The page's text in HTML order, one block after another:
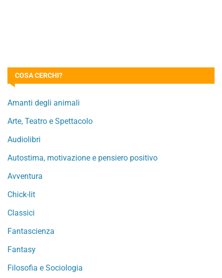
COSA CERCHI?
Amanti degli animali
Arte, Teatro e Spettacolo
Audiolibri
Autostima, motivazione e pensiero positivo
Avventura
Chick-lit
Classici
Fantascienza
Fantasy
Filosofia e Sociologia